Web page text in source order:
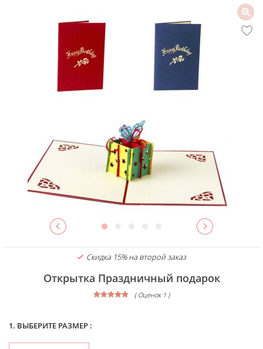
Скидка 15% на второй заказ
Открытка Праздничный подарок
( Оценок 1 )
1. ВЫБЕРИТЕ РАЗМЕР :